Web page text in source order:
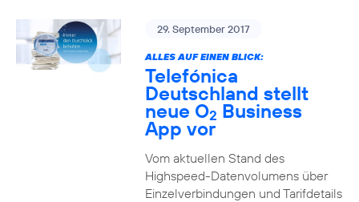
29. September 2017
ALLES AUF EINEN BLICK:
Telefónica
Deutschland stellt
neue O2 Business
App vor
Vom aktuellen Stand des
Highspeed-Datenvolumens über
Einzelverbindungen und Tarifdetails